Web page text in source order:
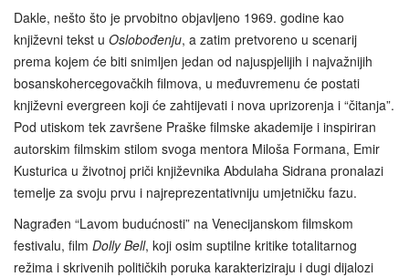
Dakle, nešto što je prvobitno objavljeno 1969. godine kao
književni tekst u Oslobođenju, a zatim pretvoreno u scenarij
prema kojem će biti snimljen jedan od najuspjelijih i najvažnijih
bosanskohercegovačkih filmova, u međuvremenu će postati
književni evergreen koji će zahtijevati i nova uprizorenja i “čitanja”.
Pod utiskom tek završene Praške filmske akademije i inspiriran
autorskim filmskim stilom svoga mentora Miloša Formana, Emir
Kusturica u životnoj priči književnika Abdulaha Sidrana pronalazi
temelje za svoju prvu i najreprezentativniju umjetničku fazu.
Nagrađen “Lavom budućnosti” na Venecijanskom filmskom
festivalu, film Dolly Bell, koji osim suptilne kritike totalitarnog
režima i skrivenih političkih poruka karakteriziraju i dugi dijalozi